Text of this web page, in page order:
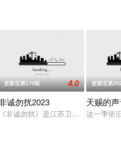
为核心主题，聚焦真诚直白的新
更新至第179期 4.0
诚勿扰2023
《非诚勿扰》是江苏卫视一档适应
更新至第
天赐的
这一季依